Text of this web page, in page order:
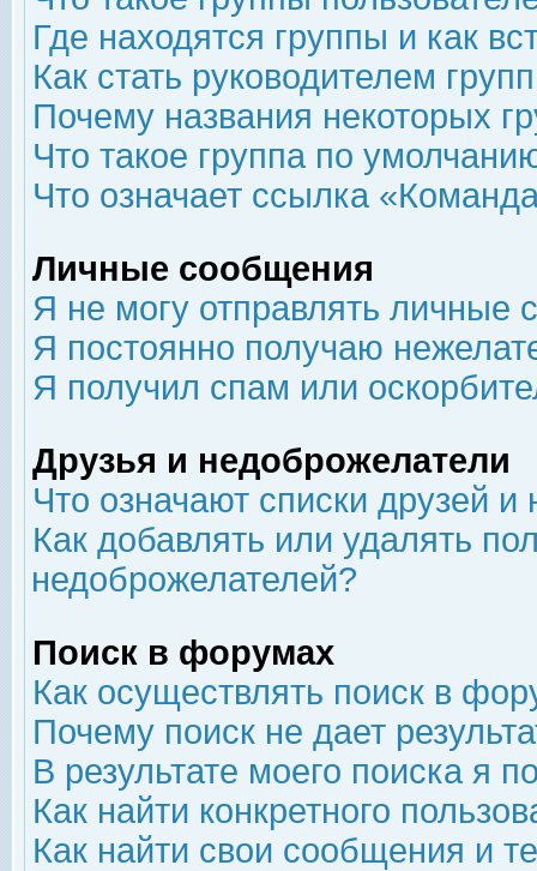
Где находятся группы и как
Как стать руководителем
Почему названия некоторых
Что такое группа по
Что означает ссылка
Личные сообщения
Я не могу отправлять личные
Я постоянно получаю
Я получил спам или
Друзья и недоброжелатели
Что означают списки друзей
Как добавлять или удалять
недоброжелателей?
Поиск в форумах
Как осуществлять поиск в
Почему поиск не дает
В результате моего поиска я
Как найти конкретного
Как найти свои сообщения и